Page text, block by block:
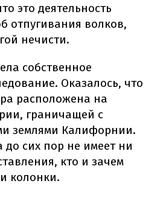
это деятельность
отпугивания волков,
нечисти.
собственное
Оказалось, что
расположена на
граничащей с
землями Калифорнии.
сих пор не имеет ни
кто и зачем
колонки.